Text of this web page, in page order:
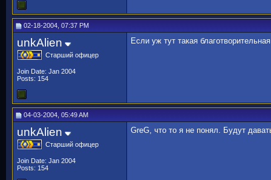
02-18-2004, 07:37 PM
unkAlien
Старший офицер
Join Date: Jan 2004
Posts: 154
Если уж тут такая
04-03-2004, 05:49 AM
unkAlien
Старший офицер
Join Date: Jan 2004
Posts: 154
GreG, что то я не понял. Будут